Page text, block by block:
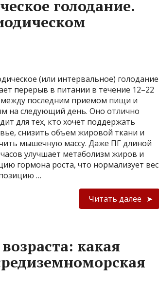
голодание.
(или интервальное) голодание
перерыв в питании в течение 12–22
между последним приемом пищи и
на следующий день. Оно отлично
для тех, кто хочет поддержать
снизить объем жировой ткани и
мышечную массу. Даже ПГ длиной
часов улучшает метаболизм жиров и
гормона роста, что нормализует вес
…
Читать далее
какая